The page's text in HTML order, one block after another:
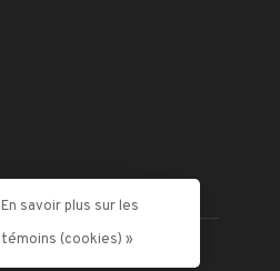
En savoir plus sur les
témoins (cookies) »